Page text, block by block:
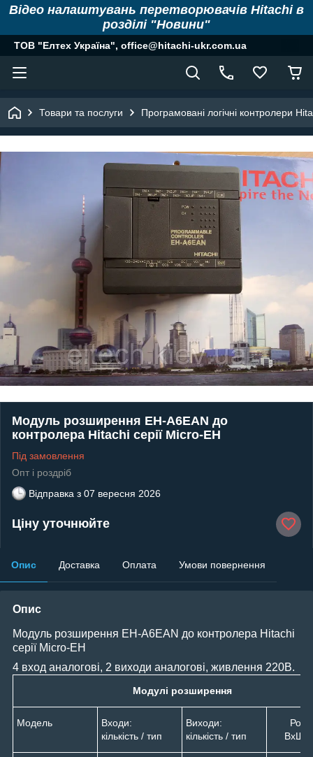
Відео налаштувань перетворювачів Hitachi в
розділі "Новини"
ТОВ "Елтех Україна", office@hitachi-ukr.com.ua
Товари та послуги Програмовані логічні контролери
Модуль розширення EH-A6EAN до
контролера Hitachi серії Micro-EH
Під замовлення
Опт і роздріб
Відправка з 07 вересня 2026
Ціну уточнюйте
Опис Доставка Оплата Умови повернення
Опис
Модуль розширення EH-A6EAN до контролера Hitachi
серії Micro-EH
4 вход аналогові, 2 виходи аналогові, живлення 220В.
Модулі розширення
Модель
Входи:
кількість / тип
Виходи:
кількість / тип